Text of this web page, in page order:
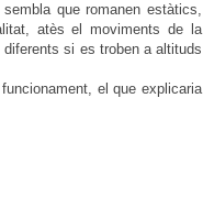
que romanen estàtics,
atès el moviments de la
si es troben a altituds
el que explicaria